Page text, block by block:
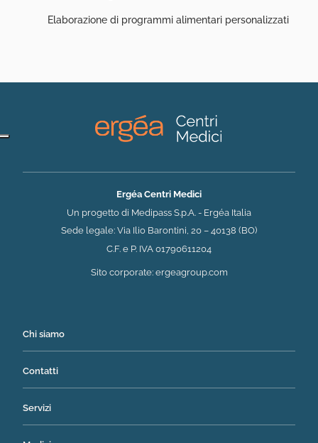
Elaborazione di programmi alimentari personalizzati
Ergéa Centri Medici
Un progetto di Medipass S.p.A. - Ergéa Italia
Sede legale: Via Ilio Barontini, 20 – 40138 (BO)
C.F. e P. IVA 01790611204
Sito corporate: ergeagroup.com(si apre in una nuova
Chi siamo
Contatti
Servizi